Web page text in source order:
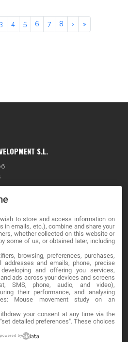
3 4 5 6 7 8 › »
S.L.
to store and access information on
in emails, etc.), combine and share your
whether collected on this website or
some of us, or obtained later, including
browsing, preferences, purchases,
addresses and emails, phone, precise
and offering you services,
ads across your devices and screens
SMS, phone, audio, and video),
their performance, and analysing
Mouse movement study on an
your consent at any time via the
detailed preferences". These choices
powered by